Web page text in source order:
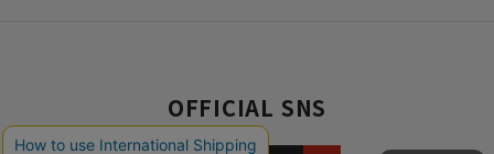
OFFICIAL SNS